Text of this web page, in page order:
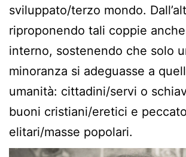
sviluppato/terzo mondo.
riproponendo tali coppie
interno, sostenendo che solo
minoranza si adeguasse a
umanità: cittadini/servi o
buoni cristiani/eretici e
elitari/masse popolari.